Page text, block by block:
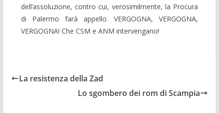
dell’assoluzione, contro cui, verosimilmente, la Procura
di Palermo farà appello. VERGOGNA, VERGOGNA,
VERGOGNA! Che CSM e ANM intervengano!
La resistenza della Zad
Lo sgombero dei rom di Scampia